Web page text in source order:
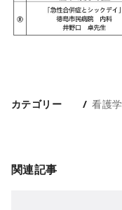
カテゴリー 看護
関連記事